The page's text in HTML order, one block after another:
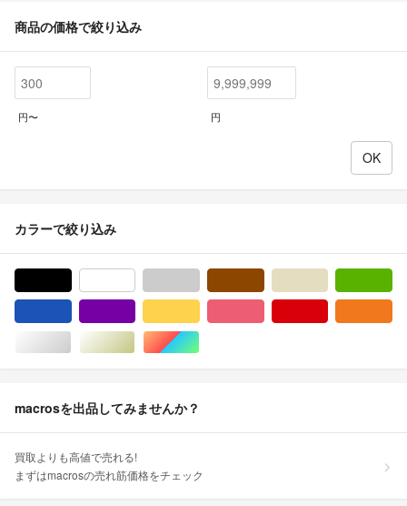
商品の価格で絞り込み
円〜 円
カラーで絞り込み
シルバー/銀色系ゴールド/金色系マルチカラー
macrosを出品してみませんか？
買取よりも高値で売れる!
まずはmacrosの売れ筋価格をチェック